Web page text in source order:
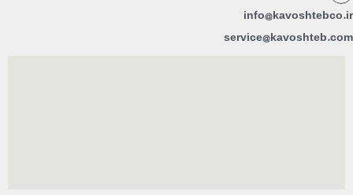
info@kavoshtebco.ir
service@kavoshteb.com